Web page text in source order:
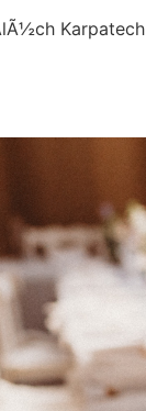
Karpatech